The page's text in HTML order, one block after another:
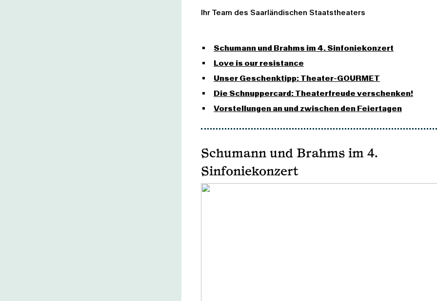
Ihr Team des Saarländischen Staatstheaters
Schumann und Brahms im 4. Sinfoniekonzert
Love is our resistance
Unser Geschenktipp: Theater-GOURMET
Die Schnuppercard: Theaterfreude verschenken!
Vorstellungen an und zwischen den Feiertagen
Schumann und Brahms im 4.
Sinfoniekonzert